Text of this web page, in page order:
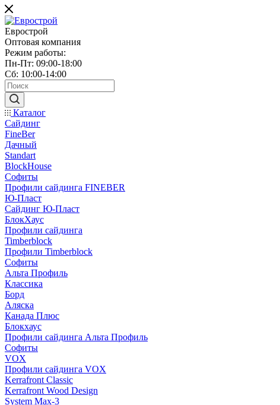
Еврострой
Оптовая компания
Режим работы:
Пн-Пт: 09:00-18:00
Сб: 10:00-14:00
Каталог
Сайдинг
FineBer
Дачный
Standart
BlockHouse
Софиты
Профили сайдинга FINEBER
Ю-Пласт
Сайдинг Ю-Пласт
БлокХаус
Профили сайдинга
Timberblock
Профили Timberblock
Софиты
Альта Профиль
Классика
Борд
Аляска
Канада Плюс
Блокхаус
Профили сайдинга Альта Профиль
Софиты
VOX
Профили сайдинга VOX
Kerrafront Classic
Kerrafront Wood Design
System Max-3